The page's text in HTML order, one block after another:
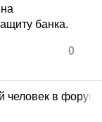
банка.
0